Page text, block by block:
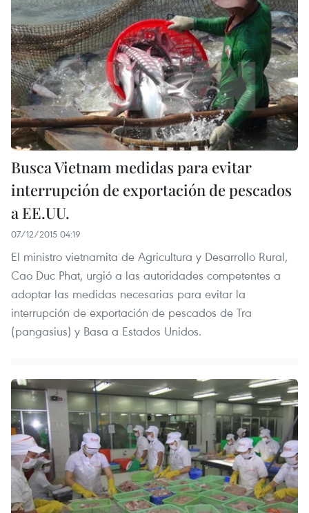
Busca Vietnam medidas para evitar
interrupción de exportación de pescados
a EE.UU.
07/12/2015 04:19
El ministro vietnamita de Agricultura y Desarrollo Rural,
Cao Duc Phat, urgió a las autoridades competentes a
adoptar las medidas necesarias para evitar la
interrupción de exportación de pescados de Tra
(pangasius) y Basa a Estados Unidos.